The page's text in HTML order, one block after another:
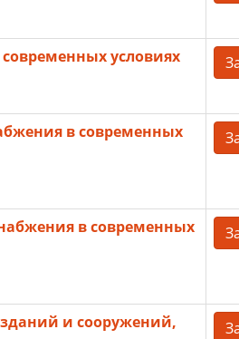
условиях
в современных
в современных
и сооружений,